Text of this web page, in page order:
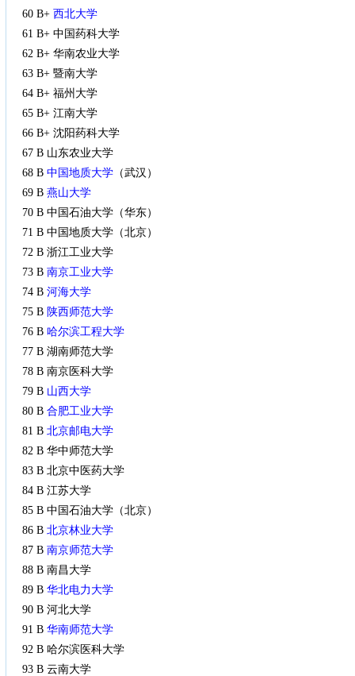
60 B+ 西北大学
61 B+ 中国药科大学
62 B+ 华南农业大学
63 B+ 暨南大学
64 B+ 福州大学
65 B+ 江南大学
66 B+ 沈阳药科大学
67 B 山东农业大学
68 B 中国地质大学（武汉）
69 B 燕山大学
70 B 中国石油大学（华东）
71 B 中国地质大学（北京）
72 B 浙江工业大学
73 B 南京工业大学
74 B 河海大学
75 B 陕西师范大学
76 B 哈尔滨工程大学
77 B 湖南师范大学
78 B 南京医科大学
79 B 山西大学
80 B 合肥工业大学
81 B 北京邮电大学
82 B 华中师范大学
83 B 北京中医药大学
84 B 江苏大学
85 B 中国石油大学（北京）
86 B 北京林业大学
87 B 南京师范大学
88 B 南昌大学
89 B 华北电力大学
90 B 河北大学
91 B 华南师范大学
92 B 哈尔滨医科大学
93 B 云南大学